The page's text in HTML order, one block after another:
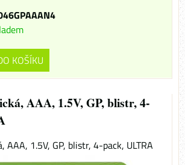
KOŠÍKU
AAA, 1.5V, GP, blistr, 4-
AAA, 1.5V, GP, blistr, 4-pack, ULTRA